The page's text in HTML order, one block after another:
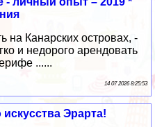
на Канарских островах, -
и недорого арендовать
......
14 07 2026 8:25:53
Эрарта!